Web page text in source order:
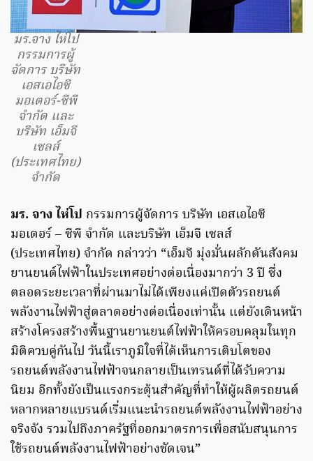
มร.จาง ไห่โป
กรรมการผู้
จัดการ บริษัท
เอสเอไอซี
มอเตอร์-ซีพี
จำกัด และ
บริษัท เอ็มจี
เซลส์
(ประเทศไทย)
จำกัด
มร. จาง ไห่โป กรรมการผู้จัดการ บริษัท เอสเอไอซี
มอเตอร์ – ซีพี จำกัด และบริษัท เอ็มจี เซลส์
(ประเทศไทย) จำกัด กล่าวว่า “เอ็มจี มุ่งมั่นผลักดันสังคม
ยานยนต์ไฟฟ้าในประเทศอย่างต่อเนื่องมากว่า 3 ปี ซึ่ง
ตลอดระยะเวลาที่ผ่านมาไม่ได้เพียงแค่เปิดตัวรถยนต์
พลังงานไฟฟ้าสู่ตลาดอย่างต่อเนื่องเท่านั้น แต่ยังเดินหน้า
สร้างโครงสร้างพื้นฐานยานยนต์ไฟฟ้าให้ครอบคลุมในทุก
มิติควบคู่กันไป วันนี้เราภูมิใจที่ได้เห็นการเติบโตของ
รถยนต์พลังงานไฟฟ้าจนกลายเป็นเทรนด์ที่ได้รับความ
นิยม อีกทั้งยังเป็นแรงกระตุ้นสำคัญที่ทำให้ผู้ผลิตรถยนต์
หลากหลายแบรนด์เริ่มแนะนำรถยนต์พลังงานไฟฟ้าอย่าง
จริงจัง รวมไปถึงภาครัฐที่ออกมาตรการเพื่อสนับสนุนการ
ใช้รถยนต์พลังงานไฟฟ้าอย่างชัดเจน”